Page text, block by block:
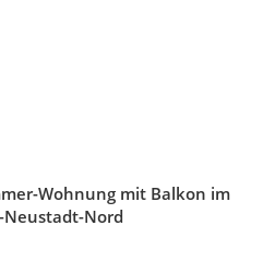
Wohnung mit Balkon im
Neustadt-Nord